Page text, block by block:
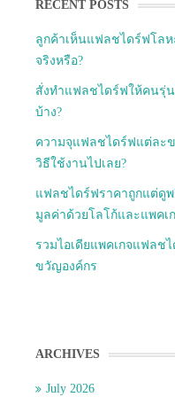
RECENT POSTS
ลูกค้าเห็นแฟลชไดร์ฟโล
จริงหรือ?
สั่งทำแฟลชไดร์ฟให้คนรุ่
บ้าง?
ความจุแฟลชไดร์ฟแต่ละ
วิธีใช้งานไปเลย?
แฟลชไดร์ฟราคาถูกแต่ดูพ
มูลค่าด้วยโลโก้และแพคเ
รวมไอเดียแพคเกจแฟลช
ขวัญองค์กร
ARCHIVES
July 2026